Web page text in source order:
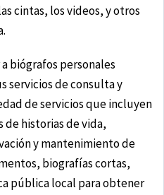
cintas, los videos, y otros
biógrafos personales
servicios de consulta y
de servicios que incluyen
de historias de vida,
y mantenimiento de
biografías cortas,
pública local para obtener